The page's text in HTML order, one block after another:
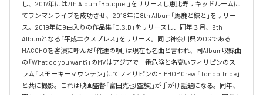
し、2017年には7th Album「Bouquet」をリリースし恵比寿リキッドルームに
てワンマンライブを成功させ、2018年に8th Album「馬鹿と鋏と」をリリー
ス。2019年に9曲入りの作品集「O.S.D」をリリースし、同年３月、9th
Albumとなる「平成エクスプレス」をリリース。同じ神奈川県のOGである
MACCHOを客演に呼んだ「俺達の唄」は現在も名曲と言われ、同Album収録曲
の「What do you want?」のMVはアジアで一番危険と名高いフィリピンのス
ラム「スモーキーマウンテン」にてフィリピンのHIPHOP Crew 「Tondo Tribe」
と共に撮影。これは映画監督「富田克也(空族)」が手がけ話題になる。同年、